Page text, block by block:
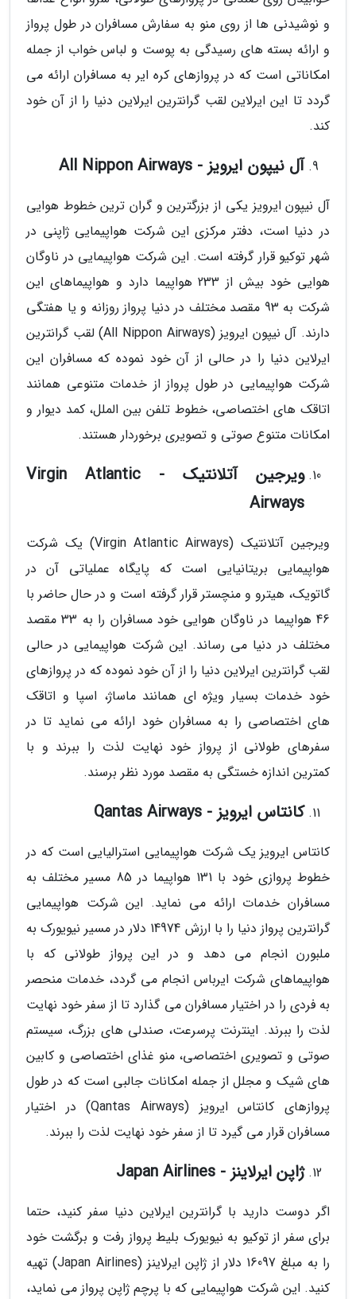
و نوشیدنی ها از روی منو به سفارش مسافران در طول پرواز
و ارائه بسته های رسیدگی به پوست و لباس خواب از جمله
امکاناتی است که در پروازهای کره ایر به مسافران ارائه می
گردد تا این ایرلاین لقب گرانترین ایرلاین دنیا را از آن خود
کند.
آل نیپون ایرویز - All Nippon Airways
آل نیپون ایرویز یکی از بزرگترین و گران ترین خطوط هوایی
در دنیا است، دفتر مرکزی این شرکت هواپیمایی ژاپنی در
شهر توکیو قرار گرفته است. این شرکت هواپیمایی در ناوگان
هوایی خود بیش از 233 هواپیما دارد و هواپیماهای این
شرکت به 93 مقصد مختلف در دنیا پرواز روزانه و یا هفتگی
دارند. آل نیپون ایرویز (All Nippon Airways) لقب گرانترین
ایرلاین دنیا را در حالی از آن خود نموده که مسافران این
شرکت هواپیمایی در طول پرواز از خدمات متنوعی همانند
اتاقک های اختصاصی، خطوط تلفن بین الملل، کمد دیوار و
امکانات متنوع صوتی و تصویری برخوردار هستند.
ویرجین آتلانتیک - Virgin Atlantic
Airways
ویرجین آتلانتیک (Virgin Atlantic Airways) یک شرکت
هواپیمایی بریتانیایی است که پایگاه عملیاتی آن در
گاتویک، هیترو و منچستر قرار گرفته است و در حال حاضر با
46 هواپیما در ناوگان هوایی خود مسافران را به 33 مقصد
مختلف در دنیا می رساند. این شرکت هواپیمایی در حالی
لقب گرانترین ایرلاین دنیا را از آن خود نموده که در پروازهای
خود خدمات بسیار ویژه ای همانند ماساژ، اسپا و اتاقک
های اختصاصی را به مسافران خود ارائه می نماید تا در
سفرهای طولانی از پرواز خود نهایت لذت را ببرند و با
کمترین اندازه خستگی به مقصد مورد نظر برسند.
کانتاس ایرویز - Qantas Airways
کانتاس ایرویز یک شرکت هواپیمایی استرالیایی است که در
خطوط پروازی خود با 131 هواپیما در 85 مسیر مختلف به
مسافران خدمات ارائه می نماید. این شرکت هواپیمایی
گرانترین پرواز دنیا را با ارزش 14974 دلار در مسیر نیویورک به
ملبورن انجام می دهد و در این پرواز طولانی که با
هواپیماهای شرکت ایرباس انجام می گردد، خدمات منحصر
به فردی را در اختیار مسافران می گذارد تا از سفر خود نهایت
لذت را ببرند. اینترنت پرسرعت، صندلی های بزرگ، سیستم
صوتی و تصویری اختصاصی، منو غذای اختصاصی و کابین
های شیک و مجلل از جمله امکانات جالبی است که در طول
پروازهای کانتاس ایرویز (Qantas Airways) در اختیار
مسافران قرار می گیرد تا از سفر خود نهایت لذت را ببرند.
ژاپن ایرلاینز - Japan Airlines
اگر دوست دارید با گرانترین ایرلاین دنیا سفر کنید، حتما
برای سفر از توکیو به نیویورک بلیط پرواز رفت و برگشت خود
را به مبلغ 16097 دلار از ژاپن ایرلاینز (Japan Airlines) تهیه
کنید. این شرکت هواپیمایی که با پرچم ژاپن پرواز می نماید،